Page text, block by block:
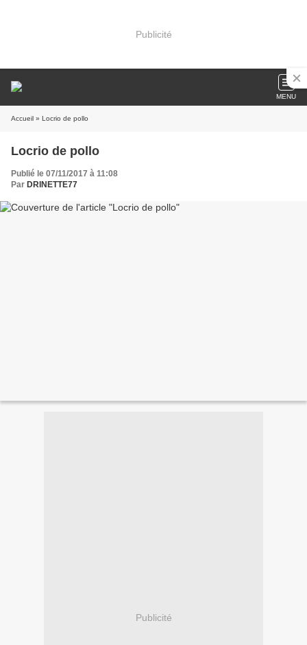
Publicité
MENU
Accueil » Locrio de pollo
Locrio de pollo
Publié le 07/11/2017 à 11:08
Par DRINETTE77
Publicité